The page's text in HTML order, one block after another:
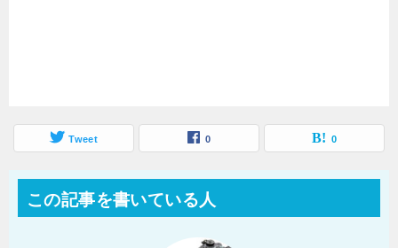
Tweet 0 0
この記事を書いている人